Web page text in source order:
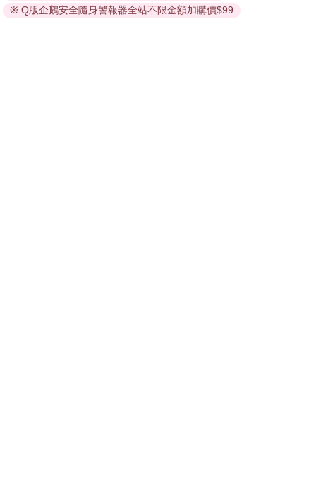
依據「消費者保護法」第19條及行政院消費者保護處公告之
※ Q版企鵝安全隨身警報器全站不限金額加購價$99